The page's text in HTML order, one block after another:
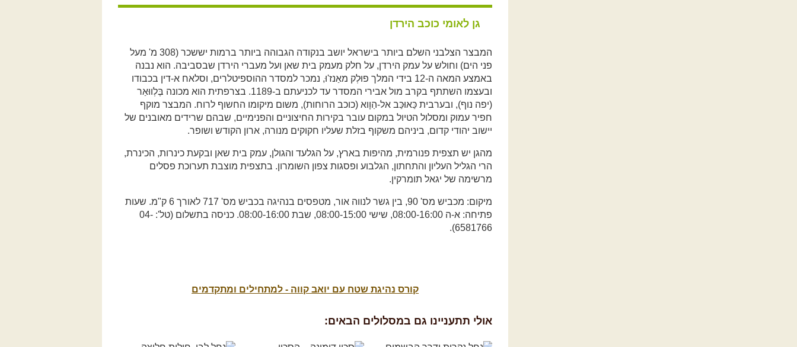
גן לאומי כוכב הירדן
המבצר הצלבני השלם ביותר בישראל יושב בנקודה הגבוהה ביותר ברמות יששכר (308 מ' מעל
פני הים) וחולש על עמק הירדן, על חלק מעמק בית שאן ועל מעברי הירדן שבסביבה. הוא נבנה
באמצע המאה ה-12 בידי המלך פוּלְק מאַנז'וּ, נמכר למסדר ההוספיטלרים, וסלאח א-דין בכבודו
ובעצמו השתתף בקרב מול אבירי המסדר עד לכניעתם ב-1189. בצרפתית הוא מכונה בֶּלְווּאַר
(יפה נוף), ובערבית כַּאוּכַּב אל-הַוָוא (כוכב הרוחות), משום מיקומו החשוף לרוח. המבצר מוקף
חפיר עמוק ומסלול הטיול במקום עובר בקירות החיצוניים והפנימיים, שבהם שרידים מאובנים של
יישוב יהודי קדום, ביניהם משקוף בזלת שעליו חקוקים מנורה, ארון הקודש ושופר.
מהגן יש תצפית פנורמית, מהיפות בארץ, על הגלעד והגולן, עמק בית שאן ובקעת כינרות, הכינרת,
הרי הגליל העליון והתחתון, הגלבוע ופסגות צפון השומרון. בתצפית מוצבת תערוכת פסלים
מרשימה של יגאל תומרקין.
מיקום: מכביש מס' 90, בין גשר לנווה אור, מטפסים בנהיגה בכביש מס' 717 לאורך 6 ק"מ. שעות
פתיחה: א-ה 08:00-16:00, שישי 08:00-15:00, שבת 08:00-16:00. כניסה בתשלום (טל': 04-
6581766).
קורס נהיגת שטח עם יואב קווה - למתחילים ומתקדמים
אולי תתעניינו גם במסלולים הבאים: